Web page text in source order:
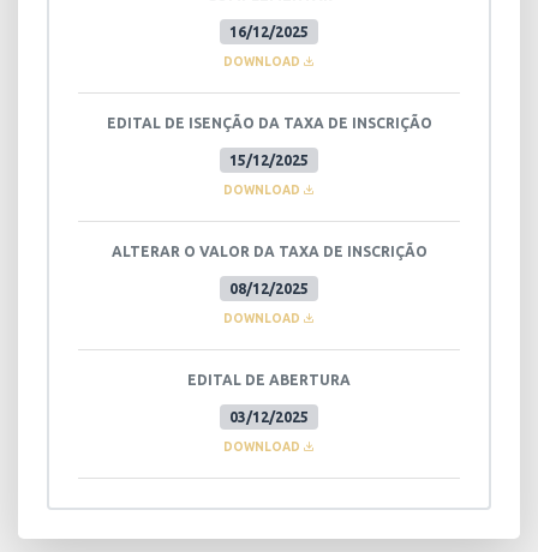
16/12/2025
DOWNLOAD
15/12/2025
EDITAL DE ISENÇÃO DA TAXA DE INSCRIÇÃO
DOWNLOAD
08/12/2025
ALTERAR O VALOR DA TAXA DE INSCRIÇÃO
DOWNLOAD
03/12/2025
EDITAL DE ABERTURA
DOWNLOAD